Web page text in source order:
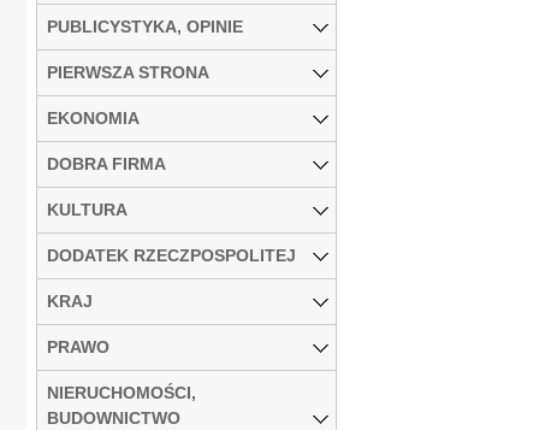
PUBLICYSTYKA, OPINIE
PIERWSZA STRONA
EKONOMIA
DOBRA FIRMA
KULTURA
DODATEK RZECZPOSPOLITEJ
KRAJ
PRAWO
NIERUCHOMOŚCI,
BUDOWNICTWO